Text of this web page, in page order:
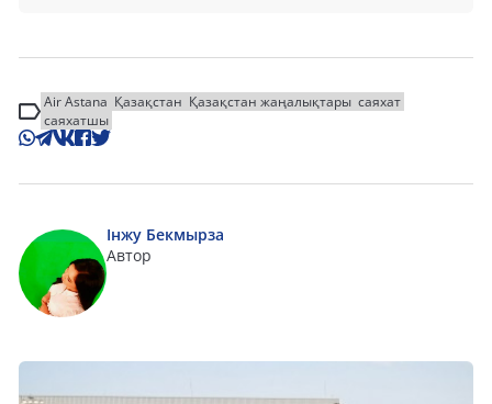
Air Astana Қазақстан Қазақстан жаңалықтары саяхат
саяхатшы
Інжу Бекмырза
Автор